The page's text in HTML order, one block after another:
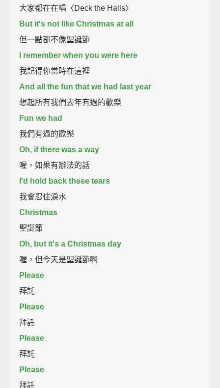
大家都在在唱〈Deck the Halls〉
But it's not like Christmas at all
但一點都不像聖誕節
I remember when you were here
我記得你當時在這裡
And all the fun that we had last year
想起所有我們去年有過的歡樂
Fun we had
我們有過的歡樂
Oh, if there was a way
喔，如果有辦法的話
I'd hold back these tears
我會忍住淚水
Christmas
聖誕節
Oh, but it's a Christmas day
喔，但今天是聖誕節啊
Please
拜託
Please
拜託
Please
拜託
Please
拜託